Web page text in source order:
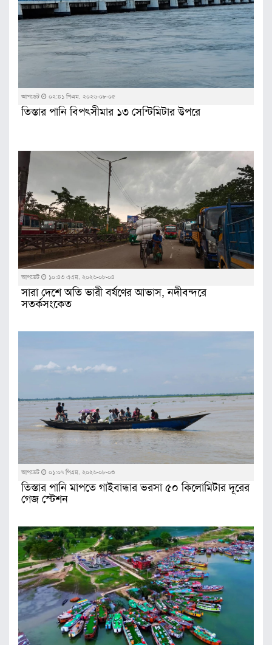
আপডেট ০২:৪১ পিএম, ২০২৬-০৮-০৫
তিস্তার পানি বিপৎসীমার ১৩ সেন্টিমিটার উপরে
আপডেট ১০:৪৩ এএম, ২০২৬-০৮-০৪
সারা দেশে অতি ভারী বর্ষণের আভাস, নদীবন্দরে
সতর্কসংকেত
আপডেট ০১:০৭ পিএম, ২০২৬-০৮-০৩
তিস্তার পানি মাপতে গাইবান্ধার ভরসা ৫০ কিলোমিটার দূরের
গেজ স্টেশন